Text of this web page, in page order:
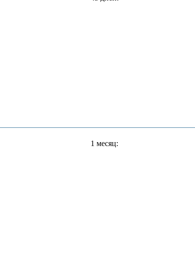
1 месяц: